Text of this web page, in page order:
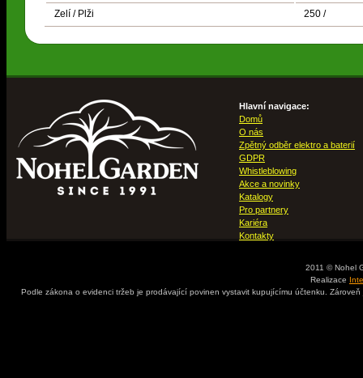
Zelí / Plži 250 /
Hlavní navigace:
Domů
O nás
Zpětný odběr elektro a baterií
GDPR
Whistleblowing
Akce a novinky
Katalogy
Pro partnery
Kariéra
Kontakty
2011 © Nohel
Realizace
Podle zákona o evidenci tržeb je prodávající povinen vystavit kupujícímu účtenku.